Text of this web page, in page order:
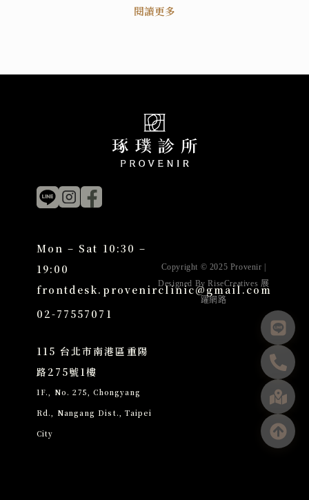
閱讀更多
Mon – Sat 10:30 –
19:00
frontdesk.provenirclinic@gmail.com
02-77557071
115 台北市南港區重陽
路275號1樓
1F., No. 275, Chongyang
Rd., Nangang Dist., Taipei
City
Copyright © 2025 Provenir |
Designed ByRiseCreatives 展
躍網路